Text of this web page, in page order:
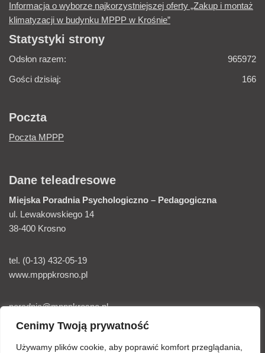
Cenimy Twoją prywatność
Używamy plików cookie, aby poprawić komfort przeglądania,
Informacja o wyborze najkorzystniejszej oferty „Zakup i montaż
klimatyzacji w budynku MPPP w Krośnie”
Statystyki strony
965972
Odsłon razem:
166
Gości dzisiaj:
Poczta
Poczta MPPP
Dane teleadresowe
Miejska Poradnia Psychologiczno – Pedagogiczna
ul. Lewakowskiego 14
38-400 Krosno
tel. (0-13) 432-05-19
www.mpppkrosno.pl
poradnia@mpppkrosno.pl